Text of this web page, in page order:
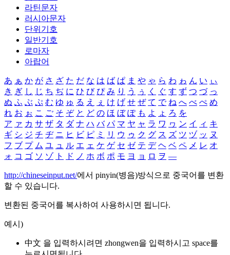
라틴문자
러시아문자
단위기호
일반기호
로마자
아랍어
あ ぁ か が さ ざ た だ な は ば ぱ ま や ゃ ら わ ゎ ん い ぃ
き ぎ し じ ち ぢ に ひ び ぴ み り う ぅ く ぐ す ず つ づ っ
ぬ ふ ぶ ぷ む ゆ ゅ る え ぇ け げ せ ぜ て で ね へ べ ぺ め
れ お ぉ こ ご そ ぞ と ど の ほ ぼ ぽ も よ ょ ろ を
ア ァ カ サ ザ タ ダ ナ ハ バ パ マ ヤ ャ ラ ワ ヮ ン イ ィ キ
ギ シ ジ チ ヂ ニ ヒ ビ ピ ミ リ ウ ゥ ク グ ス ズ ツ ヅ ッ ヌ
フ ブ プ ム ユ ュ ル エ ェ ケ ゲ セ ゼ テ デ ヘ ベ ペ メ レ オ
ォ コ ゴ ソ ゾ ト ド ノ ホ ボ ポ モ ヨ ョ ロ ヲ ―
http://chineseinput.net/에서 pinyin(병음)방식으로 중국어를 변환
할 수 있습니다.
변환된 중국어를 복사하여 사용하시면 됩니다.
예시)
中文 을 입력하시려면 zhongwen을 입력하시고 space를